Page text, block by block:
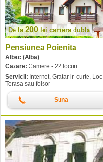
De la200lei camera dubla
Pensiunea Poienita
Albac (Alba)
Cazare: Camere - 22 locuri
Servicii: Internet, Gratar in curte,
Terasa sau foisor
Suna